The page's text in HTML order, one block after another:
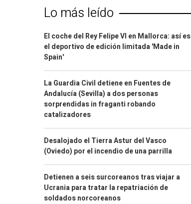
Lo más leído
El coche del Rey Felipe VI en Mallorca: así es
el deportivo de edición limitada 'Made in
Spain'
La Guardia Civil detiene en Fuentes de
Andalucía (Sevilla) a dos personas
sorprendidas in fraganti robando
catalizadores
Desalojado el Tierra Astur del Vasco
(Oviedo) por el incendio de una parrilla
Detienen a seis surcoreanos tras viajar a
Ucrania para tratar la repatriación de
soldados norcoreanos